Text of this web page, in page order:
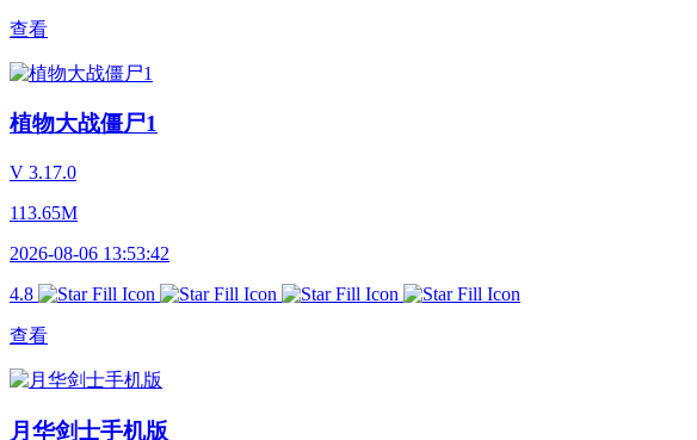
查看
植物大战僵尸1
V 3.17.0
113.65M
2026-08-06 13:53:42
4.8
查看
月华剑士手机版